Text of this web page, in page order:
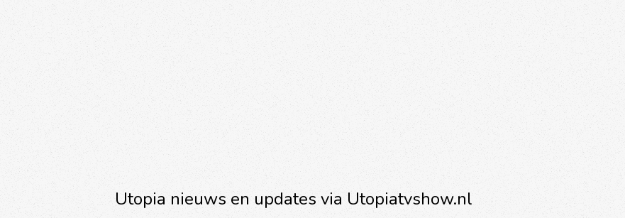
Utopia nieuws en updates via Utopiatvshow.nl